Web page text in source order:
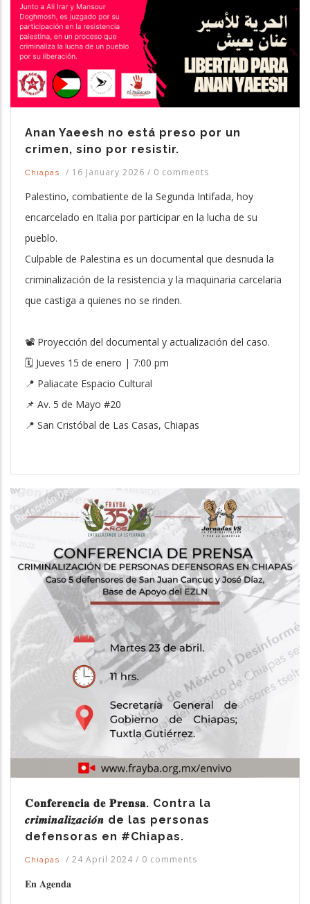
Anan Yaeesh no está preso por un
crimen, sino por resistir.
Chiapas / 16 January 2026 / 0 comments
Palestino, combatiente de la Segunda Intifada, hoy
encarcelado en Italia por participar en la lucha de su
pueblo.
Culpable de Palestina es un documental que desnuda la
criminalización de la resistencia y la maquinaria carcelaria
que castiga a quienes no se rinden.
📽 Proyección del documental y actualización del caso.
🗓 Jueves 15 de enero | 7:00 pm
📍 Paliacate Espacio Cultural
📌 Av. 5 de Mayo #20
📍 San Cristóbal de Las Casas, Chiapas
𝐂𝐨𝐧𝐟𝐞𝐫𝐞𝐧𝐜𝐢𝐚 𝐝𝐞 𝐏𝐫𝐞𝐧𝐬𝐚. Contra la
𝒄𝒓𝒊𝒎𝒊𝒏𝒂𝒍𝒊𝒛𝒂𝒄𝒊𝒐́𝒏 de las personas
defensoras en #Chiapas.
Chiapas / 24 April 2024 / 0 comments
𝐄𝐧 𝐀𝐠𝐞𝐧𝐝𝐚